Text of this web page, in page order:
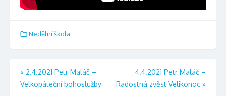
Nedělní škola
Navigace
pro
« 2.4.2021 Petr Maláč –
Velkopáteční bohoslužby
4.4.2021 Petr Maláč –
Radostná zvěst Velikonoc »